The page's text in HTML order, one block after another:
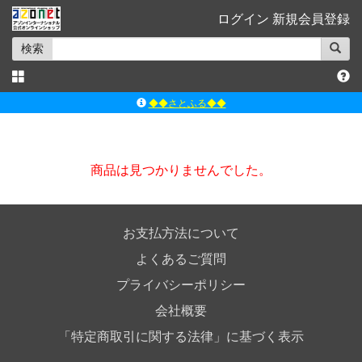
ログイン 新規会員登録
検索
◆◆さとふる◆◆
ｱｿﾞﾝｵﾝﾗｲﾝｼｮｯﾌﾟX
商品は見つかりませんでした。
お支払方法について
よくあるご質問
プライバシーポリシー
会社概要
「特定商取引に関する法律」に基づく表示